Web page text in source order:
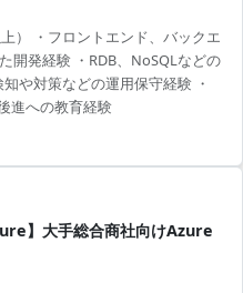
アーキテクチャ設計や技術改
ます。 【技術スタック】 ・開発
Ruby on Rails ・クラウド：AWS
ジョン管理：Git 【開発体制】
） ・フロントエンド、バックエ
開発経験 ・RDB、NoSQLなどの
や対策などの運用保守経験 ・
進への教育経験
】大手総合商社向けAzure